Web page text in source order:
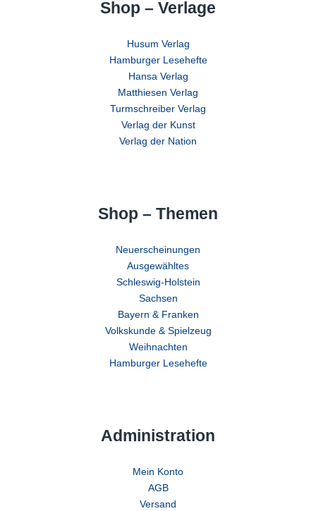
Shop – Verlage
Husum Verlag
Hamburger Lesehefte
Hansa Verlag
Matthiesen Verlag
Turmschreiber Verlag
Verlag der Kunst
Verlag der Nation
Shop – Themen
Neuerscheinungen
Ausgewähltes
Schleswig-Holstein
Sachsen
Bayern & Franken
Volkskunde & Spielzeug
Weihnachten
Hamburger Lesehefte
Administration
Mein Konto
AGB
Versand